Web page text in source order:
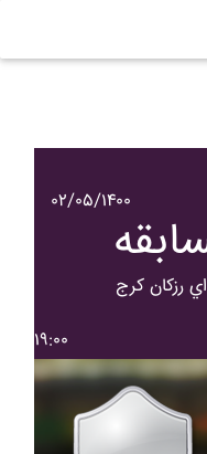
۰۲/۰۵/۱۴۰۰
رزکان کرج
۱۹:۰۰